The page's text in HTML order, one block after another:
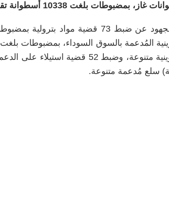
بلغت 10338 أسطوانة تقدر قيمة الغاز المدعم قرابة 1٫5مليون جنيه.